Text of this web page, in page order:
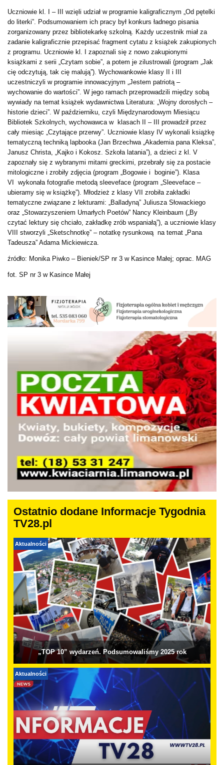
Uczniowie kl. I – III wzięli udział w programie kaligraficznym „Od pętelki
do literki”. Podsumowaniem ich pracy był konkurs ładnego pisania
zorganizowany przez bibliotekarkę szkolną. Każdy uczestnik miał za
zadanie kaligraficznie przepisać fragment cytatu z książek zakupionych
z programu. Uczniowie kl. I zapoznali się z nowo zakupionymi
książkami z serii „Czytam sobie”, a potem je zilustrowali (program „Jak
cię odczytują, tak cię malują”). Wychowankowie klasy II i III
uczestniczyli w programie innowacyjnym „Jestem patriotą –
wychowanie do wartości”. W jego ramach przeprowadzili między sobą
wywiady na temat książek wydawnictwa Literatura: „Wojny dorosłych –
historie dzieci”. W październiku, czyli Międzynarodowym Miesiącu
Bibliotek Szkolnych, wychowawca w klasach II – III prowadził przez
cały miesiąc „Czytające przerwy”. Uczniowie klasy IV wykonali książkę
tematyczną techniką lapbooka (Jan Brzechwa „Akademia pana Kleksa”,
Janusz Christa, „Kajko i Kokosz. Szkoła latania”), a dzieci z kl. V
zapoznały się z wybranymi mitami greckimi, przebrały się za postacie
mitologiczne i zrobiły zdjęcia (program „Bogowie i boginie”). Klasa
VI wykonała fotografie metodą sleeveface (program „Sleeveface –
ubieramy się w książkę”). Młodzież z klasy VII zrobiła zakładki
tematyczne związane z lekturami: „Balladyną” Juliusza Słowackiego
oraz „Stowarzyszeniem Umarłych Poetów” Nancy Kleinbaum („By
czytać lektury się chciało, zakładkę zrób wspaniałą”), a uczniowie klasy
VIII stworzyli „Sketschnotkę” – notatkę rysunkową na temat „Pana
Tadeusza” Adama Mickiewicza.
źródło: Monika Piwko – Bieniek/SP nr 3 w Kasince Małej; oprac. MAG
fot. SP nr 3 w Kasince Małej
Ostatnio dodane Informacje Tygodnia
TV28.pl
Aktualności
„TOP 10” wydarzeń. Podsumowaliśmy 2025 rok
Aktualności